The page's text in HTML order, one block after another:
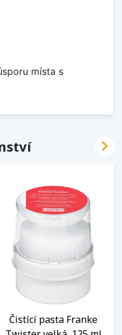
místa s
Čistící pasta Franke
